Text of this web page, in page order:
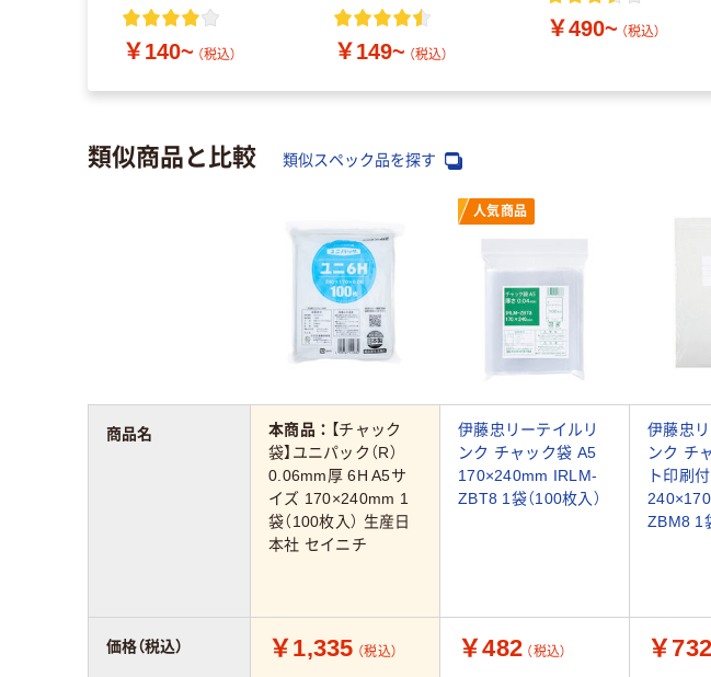
ナル
￥140~ （税込） ￥149~ （税込）
￥490~ （税込）
類似商品と比較 類似スペック品を探す
人気商品
本商品： 【チャック
袋】ユニパック（R）
0.06mm厚 6H A5サ
イズ 170×240mm 1
袋（100枚入） 生産日
本社 セイニチ
伊藤忠リーテイルリ
ンク チャック袋 A5
170×240mm IRLM-
ZBT8 1袋（100枚入）
伊藤忠
ンク チ
ト印刷
ZBM8 1
￥1,335 （税込） ￥482 （税込） ￥732
商品名
価格（税込）